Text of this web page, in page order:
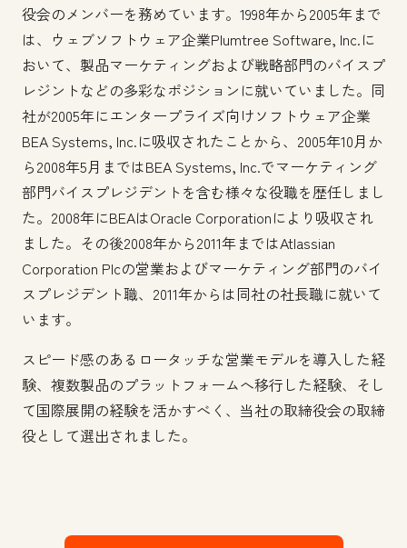
役会のメンバーを務めています。1998年から2005年まで
は、ウェブソフトウェア企業Plumtree Software, Inc.に
おいて、製品マーケティングおよび戦略部門のバイスプ
レジントなどの多彩なポジションに就いていました。同
社が2005年にエンタープライズ向けソフトウェア企業
BEA Systems, Inc.に吸収されたことから、2005年10月か
ら2008年5月まではBEA Systems, Inc.でマーケティング
部門バイスプレジデントを含む様々な役職を歴任しまし
た。2008年にBEAはOracle Corporationにより吸収され
ました。その後2008年から2011年まではAtlassian
Corporation Plcの営業およびマーケティング部門のバイ
スプレジデント職、2011年からは同社の社長職に就いて
います。
スピード感のあるロータッチな営業モデルを導入した経
験、複数製品のプラットフォームへ移行した経験、そし
て国際展開の経験を活かすべく、当社の取締役会の取締
役として選出されました。